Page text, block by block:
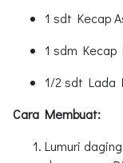
1 sdt Kecap
1 sdm Kecap
1/2 sdt Lada
Cara Membuat:
Lumuri